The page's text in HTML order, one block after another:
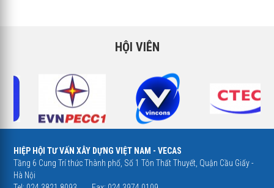
HỘI VIÊN
HIỆP HỘI TƯ VẤN XÂY DỰNG VIỆT NAM - VECAS
Tầng 6 Cung Trí thức Thành phố, Số 1 Tôn Thất Thuyết, Quận Cầu Giấy -
Hà Nội